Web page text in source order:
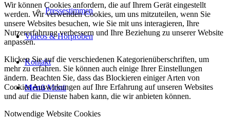
Pressestimmen
Videos & Hörproben
Kontakt
Menü Menü
Wir können Cookies anfordern, die auf Ihrem Gerät eingestellt
werden. Wir verwenden Cookies, um uns mitzuteilen, wenn Sie
unsere Websites besuchen, wie Sie mit uns interagieren, Ihre
Nutzererfahrung verbessern und Ihre Beziehung zu unserer Website
anpassen.
Klicken Sie auf die verschiedenen Kategorienüberschriften, um
mehr zu erfahren. Sie können auch einige Ihrer Einstellungen
ändern. Beachten Sie, dass das Blockieren einiger Arten von
Cookies Auswirkungen auf Ihre Erfahrung auf unseren Websites
und auf die Dienste haben kann, die wir anbieten können.
Notwendige Website Cookies